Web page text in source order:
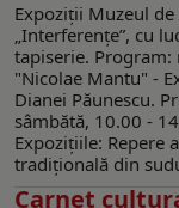
Expoziţii Muzeul
„Interferențeˮ, cu
tapiserie. Program:
"Nicolae Mantu" -
Dianei Păunescu.
sâmbătă, 10.00 -
Expoziţiile: Repere
tradiţională din
Carnet